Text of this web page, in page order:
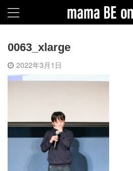
0063_xlarge
2022年3月1日